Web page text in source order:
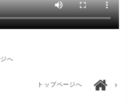
へ
トップページへ